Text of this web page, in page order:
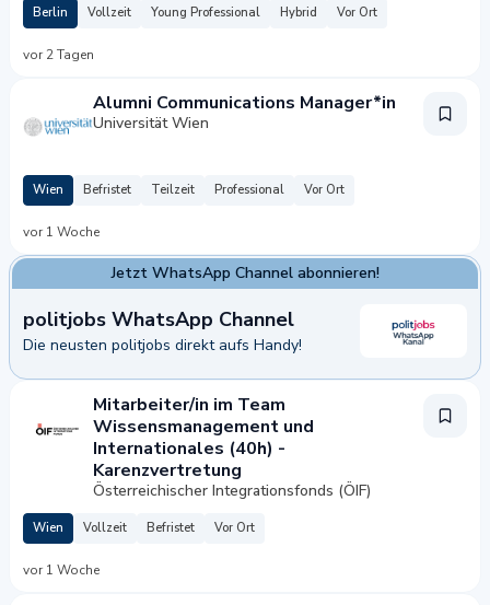
Berlin Vollzeit Young Professional Hybrid Vor Ort
vor 2 Tagen
Alumni Communications Manager*in
Universität Wien
Wien Befristet Teilzeit Professional Vor Ort
vor 1 Woche
Jetzt WhatsApp Channel abonnieren!
politjobs WhatsApp Channel
Die neusten politjobs direkt aufs Handy!
Channel abonnieren!
Mitarbeiter/in im Team
Wissensmanagement und
Internationales (40h) -
Karenzvertretung
Österreichischer Integrationsfonds (ÖIF)
Wien Vollzeit Befristet Vor Ort
vor 1 Woche